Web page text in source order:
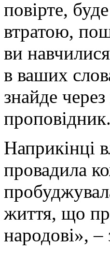
повірте,
втратою,
ви
в ваших
знайде
проповідник.
Наприкінці
провадила
життя, що
народові», –